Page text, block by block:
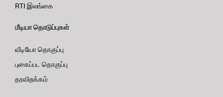
RTI இலங்கை
மீடியா தொடுப்புகள்
வீடியோ தொகுப்பு
புகைப்பட தொகுப்பு
தரவிறக்கம்